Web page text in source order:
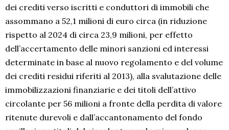
dei crediti verso iscritti e conduttori di immobili che
assommano a 52,1 milioni di euro circa (in riduzione
rispetto al 2024 di circa 23,9 milioni, per effetto
dell’accertamento delle minori sanzioni ed interessi
determinate in base al nuovo regolamento e del volume
dei crediti residui riferiti al 2013), alla svalutazione delle
immobilizzazioni finanziarie e dei titoli dell’attivo
circolante per 56 milioni a fronte della perdita di valore
ritenute durevoli e dall’accantonamento del fondo